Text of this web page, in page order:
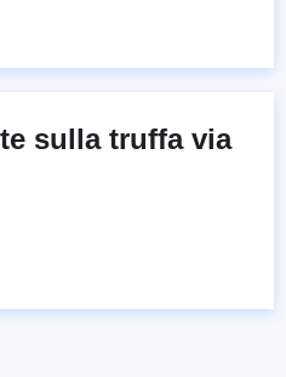
sulla truffa via